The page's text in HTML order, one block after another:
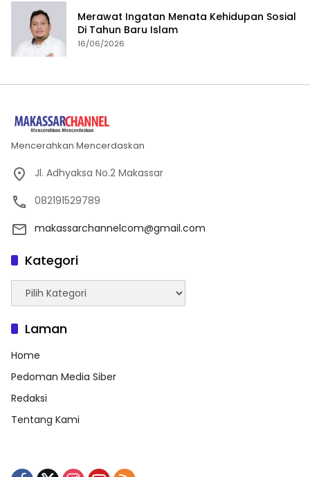
Merawat Ingatan Menata Kehidupan Sosial
Di Tahun Baru Islam
16/06/2026
Mencerahkan Mencerdaskan
Jl. Adhyaksa No.2 Makassar
082191529789
makassarchannelcom@gmail.com
Kategori
Kategori
Laman
Home
Pedoman Media Siber
Redaksi
Tentang Kami